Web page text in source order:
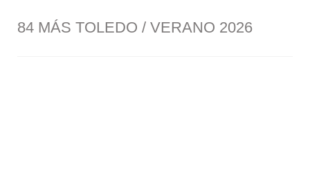
84 MÁS TOLEDO / VERANO 2026